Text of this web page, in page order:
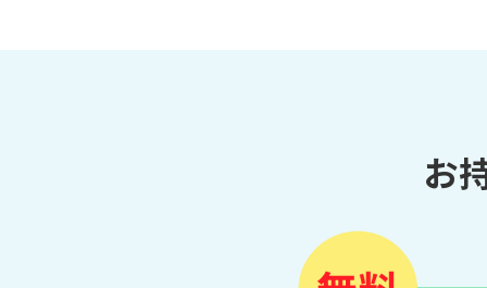
お